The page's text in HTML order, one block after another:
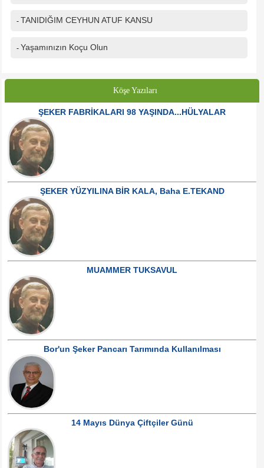
- TANIDIĞIM CEYHUN ATUF KANSU
- Yaşamınızın Koçu Olun
Köşe Yazıları
ŞEKER FABRİKALARI 98 YAŞINDA...HÜLYALAR
ŞEKER YÜZYILINA BİR KALA, Baha E.TEKAND
MUAMMER TUKSAVUL
Bor'un Şeker Pancarı Tarımında Kullanılması
14 Mayıs Dünya Çiftçiler Günü